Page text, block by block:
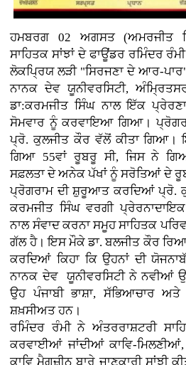
ਹਮਬਰਗ 02 ਅਗਸਤ (ਅਮਰਜੀਤ
ਸਾਹਿਤਕ ਸਾਂਝਾਂ ਦੇ ਫਾਊਂਡਰ ਰਮਿੰਦਰ
ਲੋਕਪ੍ਰਿਯ ਲੜੀ "ਸਿਰਜਣਾ ਦੇ ਆਰ-
ਨਾਨਕ ਦੇਵ ਯੂਨੀਵਰਸਿਟੀ,
ਡਾ:ਕਰਮਜੀਤ ਸਿੰਘ ਨਾਲ ਇੱਕ
ਸੋਮਵਾਰ ਨੂੰ ਕਰਵਾਇਆ ਗਿਆ।
ਪ੍ਰੋ. ਕੁਲਜੀਤ ਕੌਰ ਵੱਲੋਂ ਕੀਤਾ
ਗਿਆ 55ਵਾਂ ਰੂਬਰੂ ਸੀ, ਜਿਸ ਨੇ
ਸਫ਼ਲਤਾ ਦੇ ਅਨੇਕ ਪੱਖਾਂ ਨੂੰ ਸਰੋਤਿਆਂ ਦੇ
ਪ੍ਰੋਗਰਾਮ ਦੀ ਸ਼ੁਰੂਆਤ ਕਰਦਿਆਂ ਪ੍ਰੋ.
ਕਰਮਜੀਤ ਸਿੰਘ ਵਰਗੀ
ਨਾਲ ਸੰਵਾਦ ਕਰਨਾ ਸਮੂਹ ਸਾਹਿਤਕ
ਗੱਲ ਹੈ। ਇਸ ਮੌਕੇ ਡਾ. ਬਲਜੀਤ ਕੌਰ
ਕਰਦਿਆਂ ਕਿਹਾ ਕਿ ਉਹਨਾਂ ਦੀ
ਨਾਨਕ ਦੇਵ ਯੂਨੀਵਰਸਿਟੀ ਨੇ
ਉਹ ਪੰਜਾਬੀ ਭਾਸ਼ਾ, ਸੱਭਿਆਚਾਰ
ਸ਼ਖ਼ਸੀਅਤ ਹਨ।
ਰਮਿੰਦਰ ਰੰਮੀ ਨੇ ਅੰਤਰਰਾਸ਼ਟਰੀ
ਕਰਵਾਈਆਂ ਜਾਂਦੀਆਂ ਕਾਵਿ-
ਕਾਵਿ ਮੈਗਜ਼ੀਨ ਬਾਰੇ ਜਾਣਕਾਰੀ ਸਾਂਝੀ